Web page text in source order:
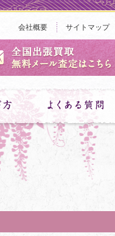
会社概要 サイトマップ